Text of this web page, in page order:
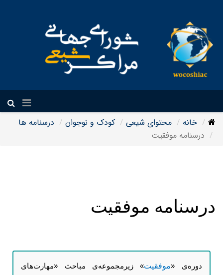
خانه محتوای شیعی کودک و نوجوان
درسنامه ها
درسنامه موفقیت
درسنامه موفقیت
دوره‌ی «موفقیت» زیرمجموعه‌ی مباحث «مهارت‌های